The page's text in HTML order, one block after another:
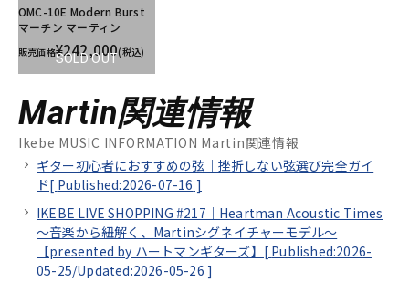
SOLD OUT
OMC-10E Modern Burst
マーチン マーティン
販売価格¥242,000(税込)
Martin関連情報
Ikebe MUSIC INFORMATION Martin関連情報
ギター初心者におすすめの弦｜挫折しない弦選び完全ガイ
ド[ Published:2026-07-16 ]
IKEBE LIVE SHOPPING #217｜Heartman Acoustic Times
～音楽から紐解く、Martinシグネイチャーモデル～
【presented by ハートマンギターズ】[ Published:2026-
05-25/Updated:2026-05-26 ]